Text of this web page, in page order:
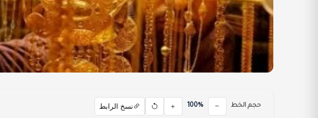
حجم الخط 100% نسخ الرابط